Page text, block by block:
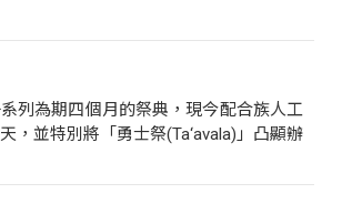
列為期四個月的祭典，現今配合族人工
，並特別將「勇士祭(Ta‘avala)」凸顯辦